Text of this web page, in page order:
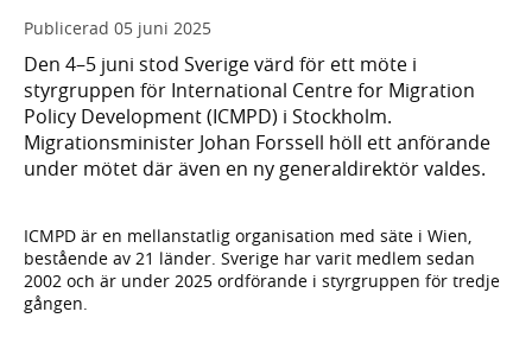
Publicerad 05 juni 2025
Den 4–5 juni stod Sverige värd för ett möte i
styrgruppen för International Centre for Migration
Policy Development (ICMPD) i Stockholm.
Migrationsminister Johan Forssell höll ett anförande
under mötet där även en ny generaldirektör valdes.
ICMPD är en mellanstatlig organisation med säte i Wien,
bestående av 21 länder. Sverige har varit medlem sedan
2002 och är under 2025 ordförande i styrgruppen för tredje
gången.